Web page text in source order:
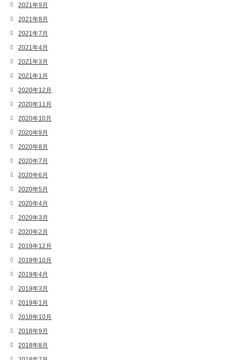
2021年9月
2021年8月
2021年7月
2021年4月
2021年3月
2021年1月
2020年12月
2020年11月
2020年10月
2020年9月
2020年8月
2020年7月
2020年6月
2020年5月
2020年4月
2020年3月
2020年2月
2019年12月
2019年10月
2019年4月
2019年3月
2019年1月
2018年10月
2018年9月
2018年8月